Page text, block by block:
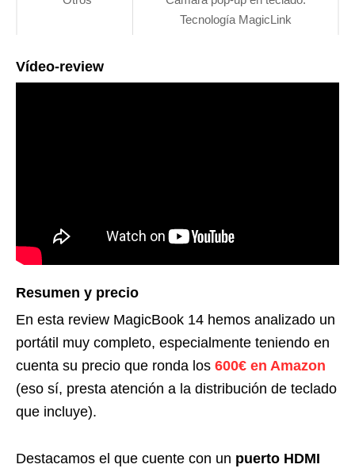
Tecnología MagicLink
Vídeo-review
Resumen y precio
En esta review MagicBook 14 hemos analizado un
portátil muy completo, especialmente teniendo en
cuenta su precio que ronda los 600€ en Amazon
(eso sí, presta atención a la distribución de teclado
que incluye).
Destacamos el que cuente con un puerto HDMI